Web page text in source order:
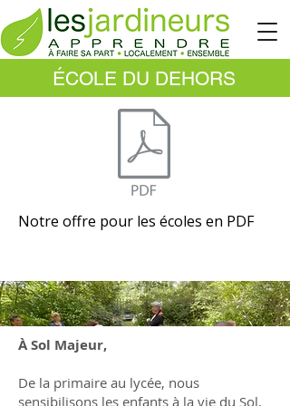
ÉCOLE DU DEHORS
Notre offre pour les écoles en PDF
À Sol Majeur,
De la primaire au lycée, nous
sensibilisons les enfants à la vie du Sol,